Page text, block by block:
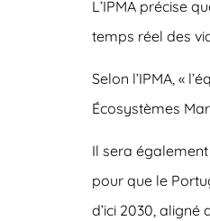
L’IPMA précise
temps réel des
Selon l’IPMA, «
Écosystèmes
Il sera
pour que le
d’ici 2030,